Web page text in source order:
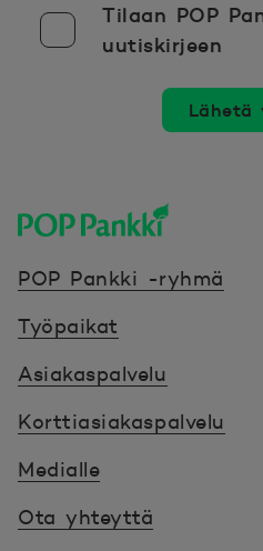
Tilaan POP
uutiskirjeen
Lähetä
POP Pankki -ryhmä
Työpaikat
Asiakaspalvelu
Korttiasiakaspalvelu
Medialle
Ota yhteyttä